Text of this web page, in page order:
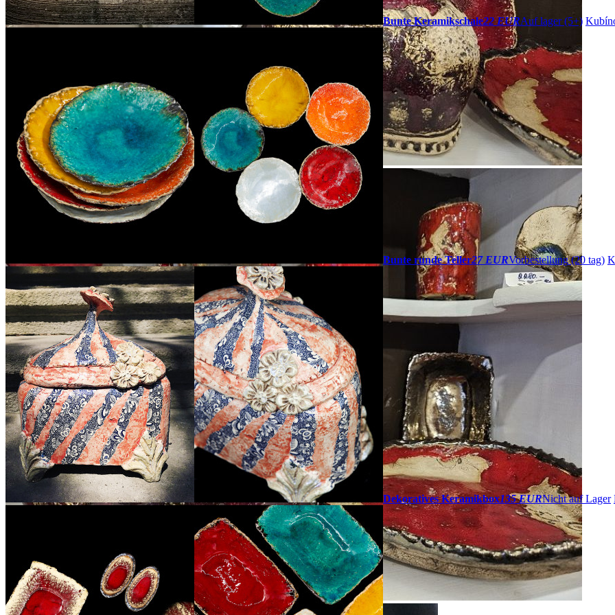
Bunte Keramikschale22 EURAuf lager (5+)
Bunte runde Teller27 EURVorbestellung(20 tag)
Dekoratives Keramikbox135 EURNicht auf Lager